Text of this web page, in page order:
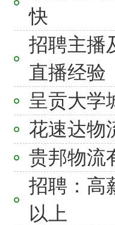
快
招聘主播
直播经验
呈贡大学
花速达物
贵邦物流
招聘：高
以上